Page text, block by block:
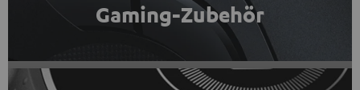
Gaming-Zubehör